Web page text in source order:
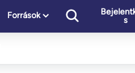
Források
s